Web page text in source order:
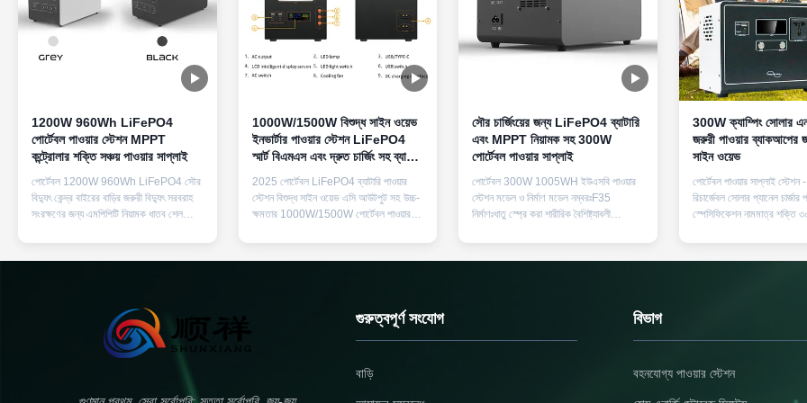
1200W 960Wh LiFePO4
পোর্টেবল পাওয়ার স্টেশন MPPT
কন্ট্রোলার শক্তি সঞ্চয় পাওয়ার সাপ্লাই
পোর্টেবল 1200W 960Wh LiFePO4 সৌর
বিদ্যুৎ কেন্দ্র বাইরের বাড়ির জরুরী বিদ্যুৎ সরবরাহ
সংরক্ষণের জন্য এমপিপিটি নিয়ামক ধাতব শেল
শক্তি সঞ্চয় শক্তি সরবরাহ মডেল নম্বর F38
ব্যাটারির ধরন লিথিয়াম আয়রন ফসফেট ব্যাটারি
1000W/1500W বিশুদ্ধ সাইন ওয়েভ
ইনভার্টার পাওয়ার স্টেশন LiFePO4
স্মার্ট বিএমএস এবং দ্রুত চার্জিং সহ ব্যাটারি
শক্তি সঞ্চয়
2025 পোর্টেবল LiFePO4 ব্যাটারি পাওয়ার
স্টেশন বিশুদ্ধ সাইন ওয়েভ এসি আউটপুট সহ উচ্চ-
ক্ষমতার 1000W/1500W পোর্টেবল পাওয়ার
এবং বহিরঙ্গন শক্তির জন্য সর্বজনীন প্লাগ
সামঞ্জস্যপূর্ণ। বর্ণনা:এই পোর্টেবল পাওয়ার স্টেশনটি
সৌর চার্জিংয়ের জন্য LiFePO4 ব্যাটারি
এবং MPPT নিয়ামক সহ 300W
পোর্টেবল পাওয়ার সাপ্লাই
পোর্টেবল 300W 1005WH ইউএসবি পাওয়ার
স্টেশন মডেল ও নির্মাণ মডেল নম্বরঃF35
নির্মাণঃধাতু স্প্রে করা শারীরিক বৈশিষ্ট্যাবলী
২১৭ মিমি (এল × ডাব্লু × এইচ) মূল প্রযুক্তিগত
পরামিতি ব্যাটারি উপাদান LiFePO4 (লিথিয়াম
300W ক্যাম্পিং সোলার
জরুরী পাওয়ার ব্যাকআপের
সাইন ওয়েভ
পোর্টেবল পাওয়ার সাপ্লাই
রিচার্জেবল সোলার প্যানেল চার্জার
স্পেসিফিকেশন নামমাত্র শক্তি
50Hz/110V 60Hz × 1
পোর্ট ইউএসবি ৫ভি১এ, ৫ভি২এ,
গুরুত্বপূর্ণ সংযোগ
বাড়ি
বিভাগ
বহনযোগ্য পাওয়ার স্টেশন